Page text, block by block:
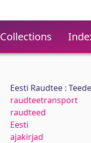
Collections
Eesti Raudtee :
raudteetransport
raudteed
Eesti
ajakirjad